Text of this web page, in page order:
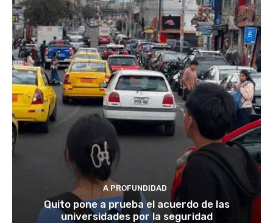
A PROFUNDIDAD
Quito pone a prueba el acuerdo de las
universidades por la seguridad